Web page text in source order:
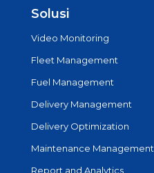
Solusi
Video Monitoring
Fleet Management
Fuel Management
Delivery Management
Delivery Optimization
Maintenance Management
Report and Analytics